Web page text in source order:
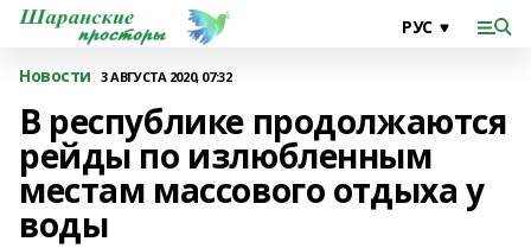
Новости 3 АВГУСТА 2020, 07:32
В республике продолжаются
рейды по излюбленным
местам массового отдыха у
воды